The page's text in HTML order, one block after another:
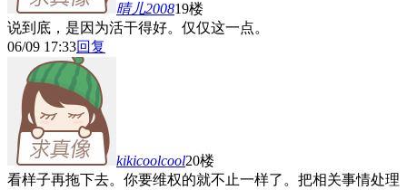
晴儿200819楼
说到底，是因为活干得好。仅仅这一点。
06/09 17:33回复
kikicoolcool20楼
看样子再拖下去。你要维权的就不止一样了。把相关事情处理